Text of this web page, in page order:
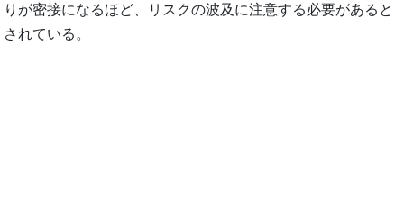
りが密接になるほど、リスクの波及に注意する必要があると
されている。